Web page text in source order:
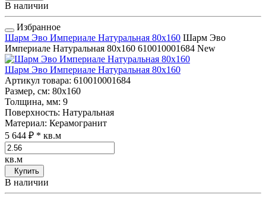
В наличии
Избранное
Шарм Эво Империале Натуральная 80x160 Шарм Эво
Империале Натуральная 80x160 610010001684 New
Шарм Эво Империале Натуральная 80x160
Артикул товара: 610010001684
Размер, см: 80x160
Толщина, мм: 9
Поверхность: Натуральная
Материал: Керамогранит
5 644 ₽ * кв.м
кв.м
Купить
В наличии